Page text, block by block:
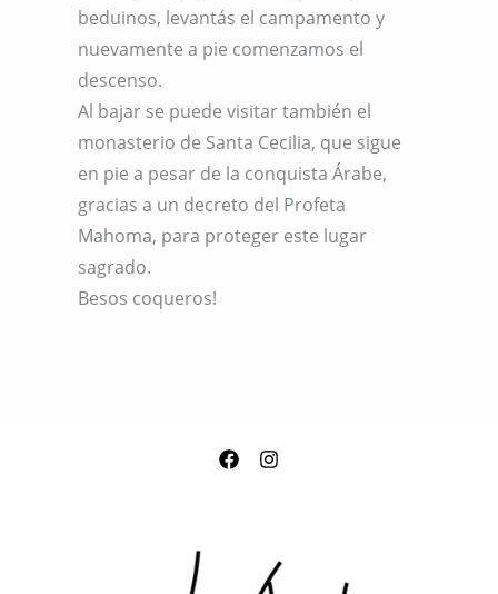
beduinos, levantás el campamento y
nuevamente a pie comenzamos el
descenso.
Al bajar se puede visitar también el
monasterio de Santa Cecilia, que sigue
en pie a pesar de la conquista Árabe,
gracias a un decreto del Profeta
Mahoma, para proteger este lugar
sagrado.
Besos coqueros!